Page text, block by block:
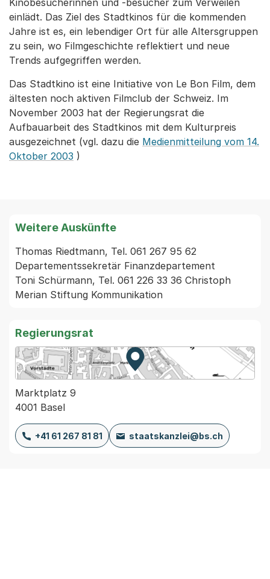
Kinobesucherinnen und -besucher zum Verweilen
einlädt. Das Ziel des Stadtkinos für die kommenden
Jahre ist es, ein lebendiger Ort für alle Altersgruppen
zu sein, wo Filmgeschichte reflektiert und neue
Trends aufgegriffen werden.
Das Stadtkino ist eine Initiative von Le Bon Film, dem
ältesten noch aktiven Filmclub der Schweiz. Im
November 2003 hat der Regierungsrat die
Aufbauarbeit des Stadtkinos mit dem Kulturpreis
ausgezeichnet (vgl. dazu die Medienmitteilung vom 14.
Oktober 2003 )
Weitere Auskünfte
Thomas Riedtmann, Tel. 061 267 95 62
Departementssekretär Finanzdepartement
Toni Schürmann, Tel. 061 226 33 36 Christoph
Merian Stiftung Kommunikation
Regierungsrat
Zur Karte von MapBS.
Externer Link, wird in einem
Marktplatz 9
4001 Basel
+41 61 267 81 81 staatskanzlei@bs.ch